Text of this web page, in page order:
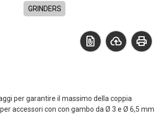
GRINDERS
print
cloud_upload
file_present
per garantire il massimo della coppia
accessori con con gambo da Ø 3 e Ø 6,5 mm